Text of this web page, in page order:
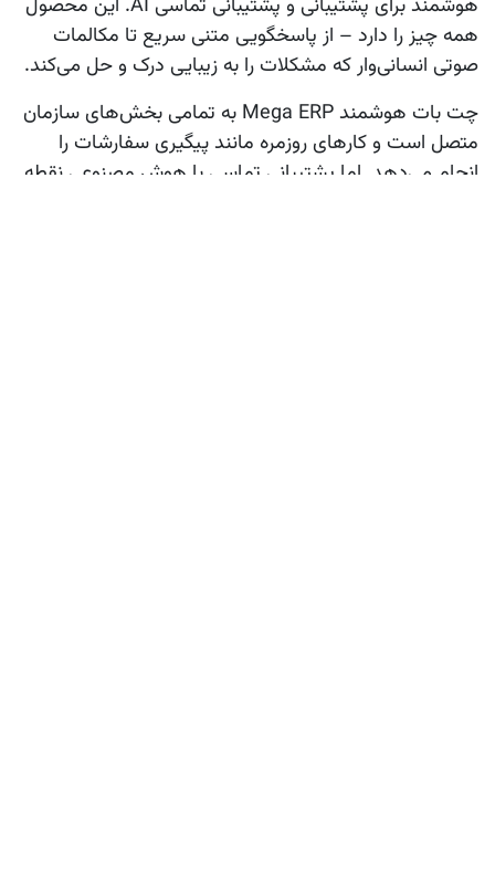
همه چیز را دارد – از پاسخگویی متنی سریع تا مکالمات
صوتی انسانی‌وار که مشکلات را به زیبایی درک و حل می‌کند.
چت بات هوشمند Mega ERP
به تمامی بخش‌های سازمان
متصل است و کارهای روزمره مانند پیگیری سفارشات را
انجام می‌دهد. اما پشتیبانی تماسی با هوش مصنوعی نقطه